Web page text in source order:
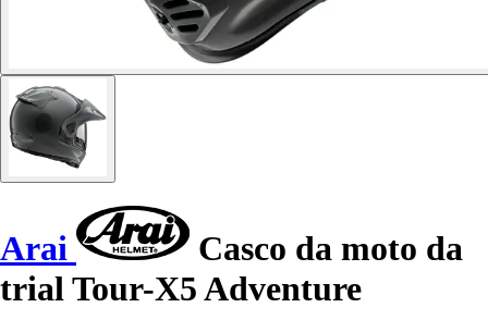
Arai
Casco da moto da
trial Tour-X5 Adventure